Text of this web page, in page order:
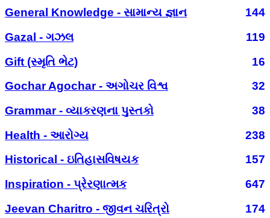
General Knowledge - સામાન્ય જ્ઞાન
144
Gazal - ગઝલ
119
Gift (સ્મૃતિ ભેટ)
16
Gochar Agochar - અગોચર વિશ્વ
32
Grammar - વ્યાકરણના પુસ્તકો
38
Health - આરોગ્ય
238
Historical - ઇતિહાસવિષયક
157
Inspiration - પ્રેરણાત્મક
647
Jeevan Charitro - જીવન ચરિત્રો
174